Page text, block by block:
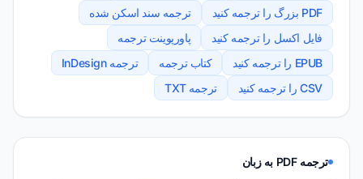
PDF بزرگ را ترجمه کنید
ترجمه سند اسکن شده
فایل اکسل را ترجمه کنید
پاورپوینت ترجمه
EPUB را ترجمه کنید
کتاب ترجمه
ترجمه InDesign
CSV را ترجمه کنید
ترجمه TXT
ترجمه PDF به زبان